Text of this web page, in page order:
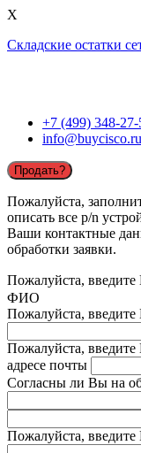
X
Складские остатки
+7 (499) 348-27-
info@buycisco.ru
Продать?
Пожалуйста,
описать все p/n
Ваши контактные
обработки заявки.
Пожалуйста,
ФИО
Пожалуйста,
Пожалуйста,
адресе почты
Согласны ли Вы на
Пожалуйста,